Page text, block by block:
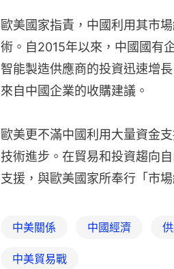
歐美國家指責，中國利用其市
術。自2015年以來，中國國有
智能製造供應商的投資迅速增
來自中國企業的收購建議。
歐美更不滿中國利用大量資金
技術進步。在貿易和投資趨向
支援，與歐美國家所奉行「市
中美關係 中國經濟
中美貿易戰